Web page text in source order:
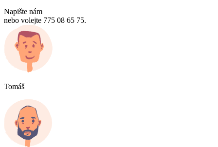
Napište nám
nebo volejte 775 08 65 75.
Tomáš